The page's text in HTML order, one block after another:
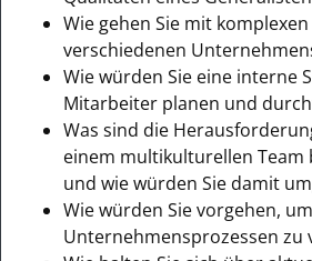
Wie gehen Sie mit
verschiedenen
Wie würden Sie eine interne
Mitarbeiter planen und
Was sind die
einem multikulturellen Team
und wie würden Sie damit
Wie würden Sie vorgehen,
Unternehmensprozessen zu